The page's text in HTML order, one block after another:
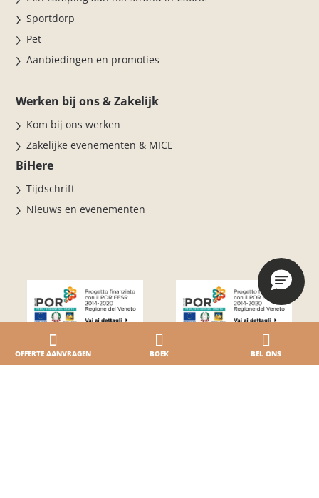
OFFERTE AANVRAGEN BOEK BEL ONS
Sportdorp
Pet
Aanbiedingen en promoties
Werken bij ons & Zakelijk
Kom bij ons werken
Zakelijke evenementen & MICE
BiHere
Tijdschrift
Nieuws en evenementen